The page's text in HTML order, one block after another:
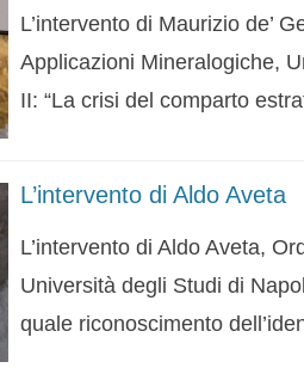
L’intervento di Maurizio de’
Applicazioni Mineralogiche,
II: “La crisi del comparto
L’intervento di Aldo Aveta
L’intervento di Aldo Aveta,
Università degli Studi di
quale riconoscimento